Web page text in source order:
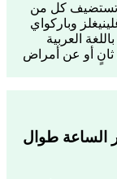
تستضيف كل من
وباركواي
العربية
أو عن أمراض
الساعة طوال